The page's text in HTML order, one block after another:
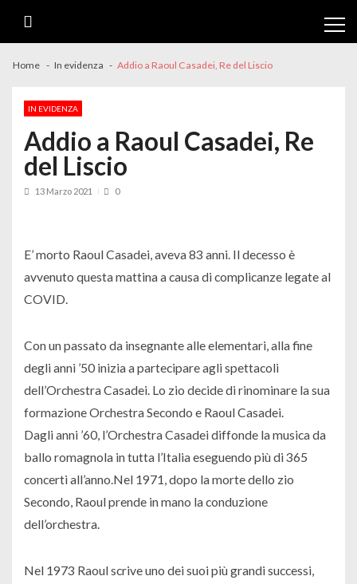
Home In evidenza Addio a Raoul Casadei, Re del Liscio
IN EVIDENZA
Addio a Raoul Casadei, Re
del Liscio
13 Marzo 2021 0
E’ morto Raoul Casadei, aveva 83 anni. Il decesso è
avvenuto questa mattina a causa di complicanze legate al
COVID.
Con un passato da insegnante alle elementari, alla fine
degli anni ’50 inizia a partecipare agli spettacoli
dell’Orchestra Casadei. Lo zio decide di rinominare la sua
formazione Orchestra Secondo e Raoul Casadei.
Dagli anni ’60, l’Orchestra Casadei diffonde la musica da
ballo romagnola in tutta l’Italia eseguendo più di 365
concerti all’anno.Nel 1971, dopo la morte dello zio
Secondo, Raoul prende in mano la conduzione
dell’orchestra.
Nel 1973 Raoul scrive uno dei suoi più grandi successi,